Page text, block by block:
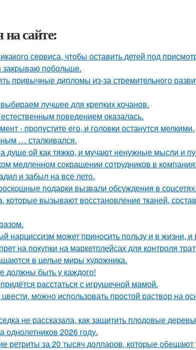
сайте:
сервиса, чтобы оставить детей под
закрываю побольше.
привычные дипломы из-за стремительного
лучшее для крепких кочанов.
поведением оказалась.
- пропустите его, и головки останутся мелкими.
… сталкивался.
душе ой как тяжко, и мучают ненужные мысли и
медленном сокращении сотрудников в
и забыл на все лето.
подарки вызвали обсуждения в соцсетях.
которые вызывают восстановление тканей,
нарциссизм может приносить пользу и в жизни, и
на покупки на маркетплейсах для контроля
в целые миры художника.
должны быть у каждого!
расстаться с игрушечной мамой.
можно использовать простой раствор на
не рассказала, как защитить плодовые
2026 году.
ретриты за 20 тысяч долларов, которые обещают